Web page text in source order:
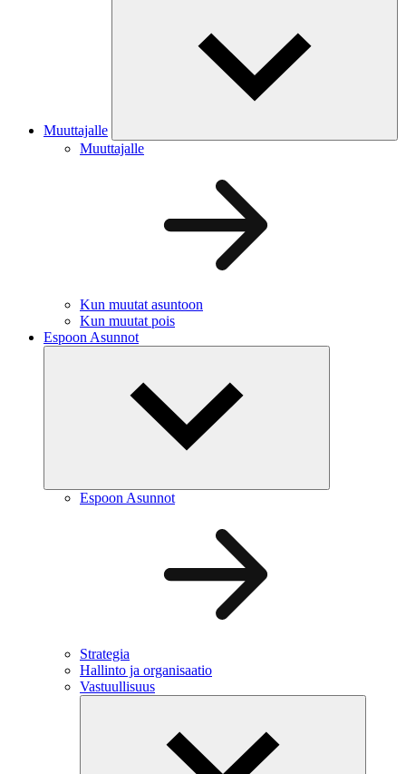
Muuttajalle
Muuttajalle
Kun muutat asuntoon
Kun muutat pois
Espoon Asunnot
Espoon Asunnot
Strategia
Hallinto ja organisaatio
Vastuullisuus